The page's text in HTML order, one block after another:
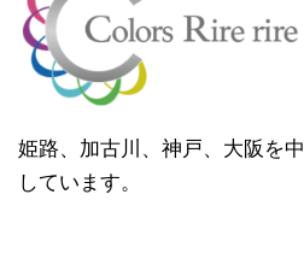
姫路、加古川、神戸、大阪を
しています。